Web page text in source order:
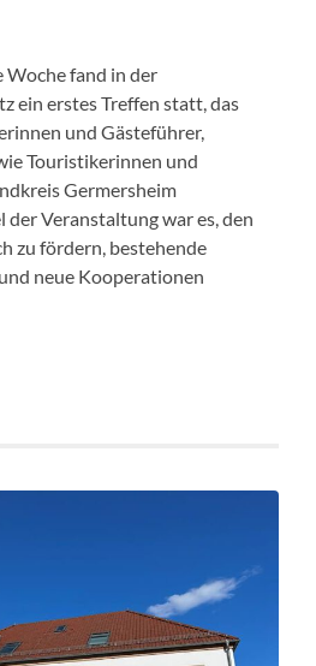
Woche fand in der
ein erstes Treffen statt, das
und Gästeführer,
Touristikerinnen und
Germersheim
der Veranstaltung war es, den
zu fördern, bestehende
neue Kooperationen